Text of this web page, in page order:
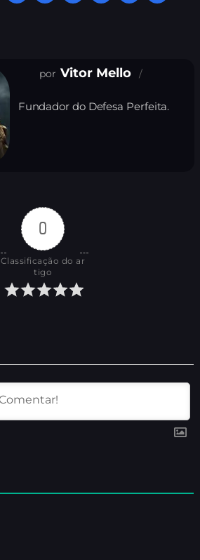
Vitor Mello
Fundador do Defesa Perfeita.
0
Classificação do ar
tigo